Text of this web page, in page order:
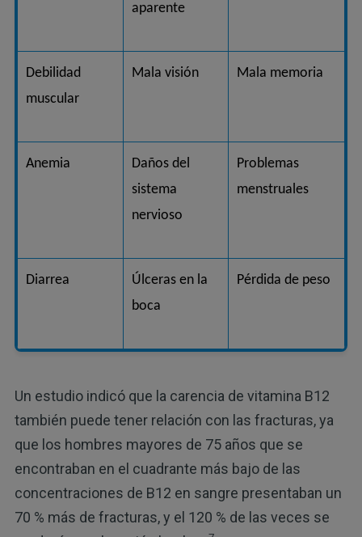
aparente
Debilidad
muscular
Mala visión Mala memoria
Anemia
Daños del
sistema
nervioso
Problemas
menstruales
Diarrea
Úlceras en la
boca
Pérdida de peso
Un estudio indicó que la carencia de vitamina B12
también puede tener relación con las fracturas, ya
que los hombres mayores de 75 años que se
encontraban en el cuadrante más bajo de las
concentraciones de B12 en sangre presentaban un
70 % más de fracturas, y el 120 % de las veces se